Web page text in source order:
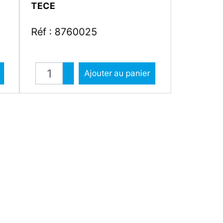
TECE
Réf : 8760025
Quantité
Augmenter quantité
Diminuer quantité
Ajouter au panier